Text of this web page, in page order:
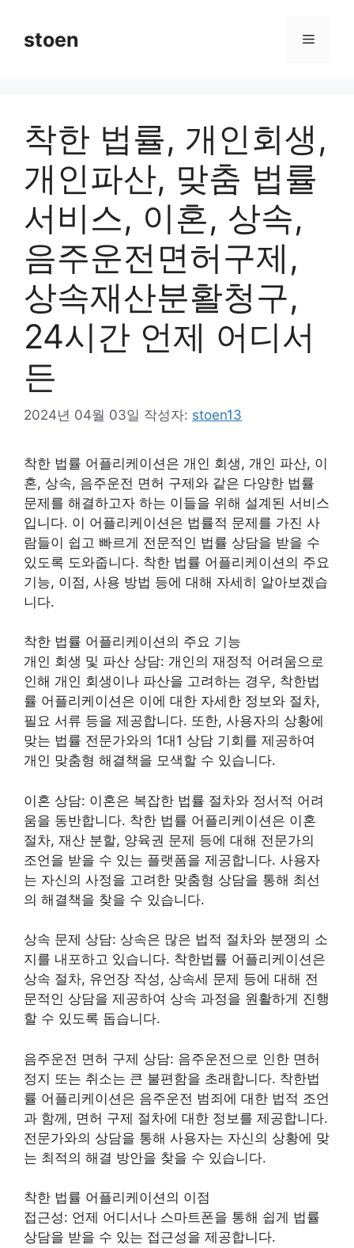
stoen 메
착한 법률, 개인회생,
개인파산, 맞춤 법률
서비스, 이혼, 상속,
음주운전면허구제,
상속재산분활청구,
24시간 언제 어디서
든
2024년 04월 03일 작성자: stoen13
착한 법률 어플리케이션은 개인 회생, 개인 파산, 이
혼, 상속, 음주운전 면허 구제와 같은 다양한 법률
문제를 해결하고자 하는 이들을 위해 설계된 서비스
입니다. 이 어플리케이션은 법률적 문제를 가진 사
람들이 쉽고 빠르게 전문적인 법률 상담을 받을 수
있도록 도와줍니다. 착한 법률 어플리케이션의 주요
기능, 이점, 사용 방법 등에 대해 자세히 알아보겠습
니다.
착한 법률 어플리케이션의 주요 기능
개인 회생 및 파산 상담: 개인의 재정적 어려움으로
인해 개인 회생이나 파산을 고려하는 경우, 착한법
률 어플리케이션은 이에 대한 자세한 정보와 절차,
필요 서류 등을 제공합니다. 또한, 사용자의 상황에
맞는 법률 전문가와의 1대1 상담 기회를 제공하여
개인 맞춤형 해결책을 모색할 수 있습니다.
이혼 상담: 이혼은 복잡한 법률 절차와 정서적 어려
움을 동반합니다. 착한 법률 어플리케이션은 이혼
절차, 재산 분할, 양육권 문제 등에 대해 전문가의
조언을 받을 수 있는 플랫폼을 제공합니다. 사용자
는 자신의 사정을 고려한 맞춤형 상담을 통해 최선
의 해결책을 찾을 수 있습니다.
상속 문제 상담: 상속은 많은 법적 절차와 분쟁의 소
지를 내포하고 있습니다. 착한법률 어플리케이션은
상속 절차, 유언장 작성, 상속세 문제 등에 대해 전
문적인 상담을 제공하여 상속 과정을 원활하게 진행
할 수 있도록 돕습니다.
음주운전 면허 구제 상담: 음주운전으로 인한 면허
정지 또는 취소는 큰 불편함을 초래합니다. 착한법
률 어플리케이션은 음주운전 범죄에 대한 법적 조언
과 함께, 면허 구제 절차에 대한 정보를 제공합니다.
전문가와의 상담을 통해 사용자는 자신의 상황에 맞
는 최적의 해결 방안을 찾을 수 있습니다.
착한 법률 어플리케이션의 이점
접근성: 언제 어디서나 스마트폰을 통해 쉽게 법률
상담을 받을 수 있는 접근성을 제공합니다.